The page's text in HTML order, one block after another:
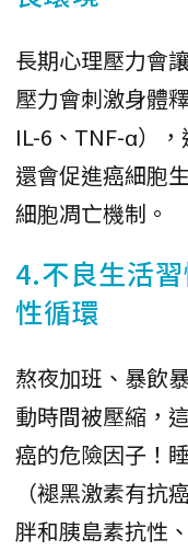
長期心理壓力會
壓力會刺激身體
IL-6、TNF-α）
還會促進癌細胞
細胞凋亡機制。
4.不良生活
性循環
熬夜加班、暴飲
動時間被壓縮，
癌的危險因子！
（褪黑激素有抗
胖和胰島素抗性